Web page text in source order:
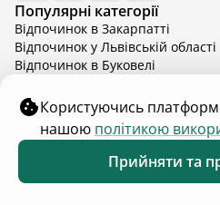
Популярні категорії
Відпочинок в Закарпатті
Відпочинок у Львівській області
Відпочинок в Буковелі
Відпочинок в Івано-
Відпочинок в Карпатах
Відпочинок в Карпатах з
Відпочинок в Київській області
Відпочинок в Київській області
Показати більше
Для власників та гостей
Користуючись
нашою політикою
Прийняти та
Каталог